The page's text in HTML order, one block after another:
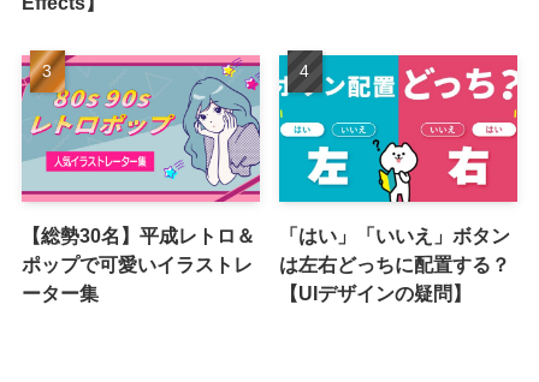
【総勢30名】平成レトロ＆
ポップで可愛いイラストレ
ーター集
「はい」「いいえ」ボタン
は左右どっちに配置する？
【UIデザインの疑問】